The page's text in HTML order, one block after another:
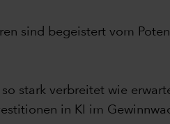
sind begeistert vom
stark verbreitet wie
in KI im